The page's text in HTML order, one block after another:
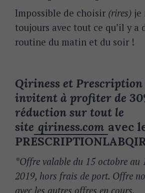
Impossible de choisir (rires) je
toujours avec tout ce qu’il y a
routine du matin et du soir !
Qiriness et Prescription
invitent à profiter de
réduction sur tout le
site qiriness.com avec
*Offre valable du 15 octobre au
2019, hors frais de port. Offre
avec les autres offres en cours.